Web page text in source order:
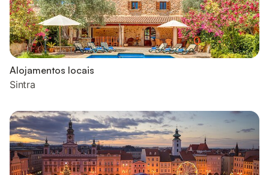
Alojamentos locais
Sintra